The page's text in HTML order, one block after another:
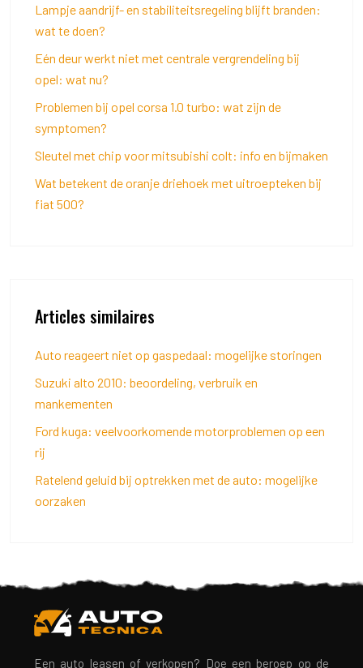
Lampje aandrijf- en stabiliteitsregeling blijft branden:
wat te doen?
Eén deur werkt niet met centrale vergrendeling bij
opel: wat nu?
Problemen bij opel corsa 1.0 turbo: wat zijn de
symptomen?
Sleutel met chip voor mitsubishi colt: info en bijmaken
Wat betekent de oranje driehoek met uitroepteken bij
fiat 500?
Articles similaires
Auto reageert niet op gaspedaal: mogelijke storingen
Suzuki alto 2010: beoordeling, verbruik en
mankementen
Ford kuga: veelvoorkomende motorproblemen op een
rij
Ratelend geluid bij optrekken met de auto: mogelijke
oorzaken
Een auto leasen of verkopen? Doe een beroep op de